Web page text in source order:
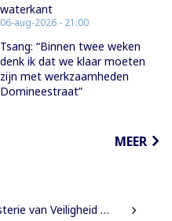
waterkant
06-aug-2026 - 21:00
Tsang: “Binnen twee weken
denk ik dat we klaar moeten
zijn met werkzaamheden
Domineestraat”
MEER
onder één paraplu